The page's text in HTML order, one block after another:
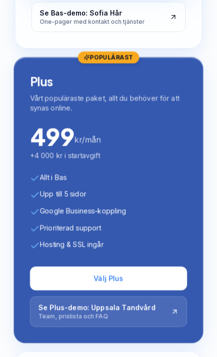
Se Bas-demo: Sofia Hår
One-pager med kontakt och tjänster
POPULÄRAST
Plus
Vårt populäraste paket, allt du behöver för att
synas online.
499kr/mån
+4 000 kr i startavgift
Allt i Bas
Upp till 5 sidor
Google Business-koppling
Prioriterad support
Hosting & SSL ingår
Välj Plus
Se Plus-demo: Uppsala Tandvård
Team, prislista och FAQ